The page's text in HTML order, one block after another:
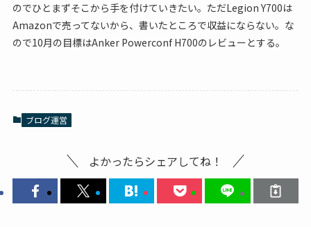
のでひとまずそこから手を付けていきたい。ただLegion Y700は
Amazonで売ってないから、書いたところで収益にならない。な
ので10月の目標はAnker Powerconf H700のレビューとする。
ブログ運営
よかったらシェアしてね！